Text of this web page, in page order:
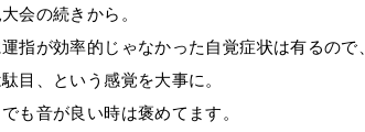
会の続きから。
指が効率的じゃなかった自覚症状は有るので、
目、という感覚を大事に。
も音が良い時は褒めてます。